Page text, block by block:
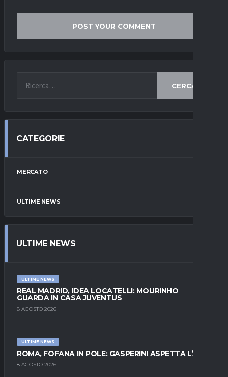
CERCA
CATEGORIE
MERCATO
ULTIME NEWS
ULTIME NEWS
ULTIME NEWS
REAL MADRID, IDEA LOCATELLI: MOURINHO
GUARDA IN CASA JUVENTUS
8 AGOSTO 2026
ULTIME NEWS
ROMA, FOFANA IN POLE: GASPERINI ASPETTA L’ALA
8 AGOSTO 2026